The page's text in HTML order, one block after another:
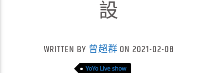
設
WRITTEN BY 曾超群 ON 2021-02-08
YoYo Live show